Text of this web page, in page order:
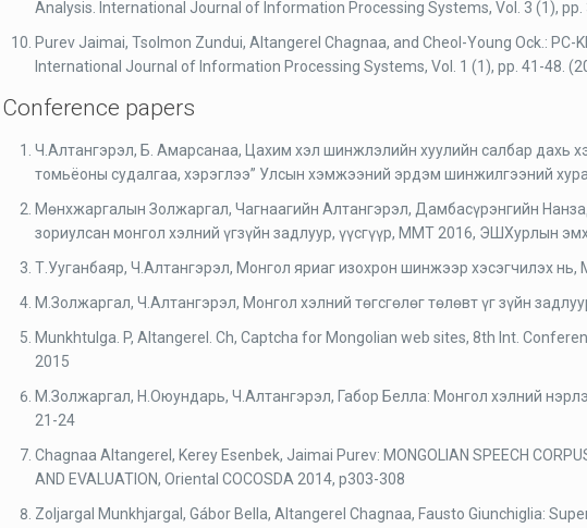
Analysis. International Journal of Information Processing Systems, Vol. 3 (1), pp.
Purev Jaimai, Tsolmon Zundui, Altangerel Chagnaa, and Cheol-Young Ock.:
International Journal of Information Processing Systems, Vol. 1 (1), pp. 41-48.
Conference papers
Ч.Алтангэрэл, Б. Амарсанаа, Цахим хэл шинжлэлийн хуулийн салбар дахь
томьёоны судалгаа, хэрэглээ” Улсын хэмжээний эрдэм шинжилгээний
Мөнхжаргалын Золжаргал, Чагнаагийн Алтангэрэл, Дамбасүрэнгийн
зориулсан монгол хэлний үгзүйн задлуур, үүсгүүр, ММТ 2016, ЭШХурлын
Т.Ууганбаяр, Ч.Алтангэрэл, Монгол яриаг изохрон шинжээр хэсэгчилэх
М.Золжаргал, Ч.Алтангэрэл, Монгол хэлний төгсгөлөг төлөвт үг зүйн
Munkhtulga. P, Altangerel. Ch, Captcha for Mongolian web sites, 8th Int.
2015
М.Золжаргал, Н.Оюундарь, Ч.Алтангэрэл, Габор Белла: Монгол хэлний
21-24
Chagnaa Altangerel, Kerey Esenbek, Jaimai Purev: MONGOLIAN SPEECH
AND EVALUATION, Oriental COCOSDA 2014, p303-308
Zoljargal Munkhjargal, Gábor Bella, Altangerel Chagnaa, Fausto Giunchiglia: